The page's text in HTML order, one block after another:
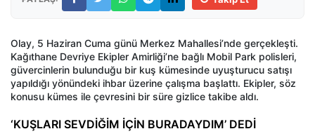
Olay, 5 Haziran Cuma günü Merkez Mahallesi’nde gerçekleşti.
Kağıthane Devriye Ekipler Amirliği’ne bağlı Mobil Park polisleri,
güvercinlerin bulunduğu bir kuş kümesinde uyuşturucu satışı
yapıldığı yönündeki ihbar üzerine çalışma başlattı. Ekipler, söz
konusu kümes ile çevresini bir süre gizlice takibe aldı.
‘KUŞLARI SEVDİĞİM İÇİN BURADAYDIM’ DEDİ